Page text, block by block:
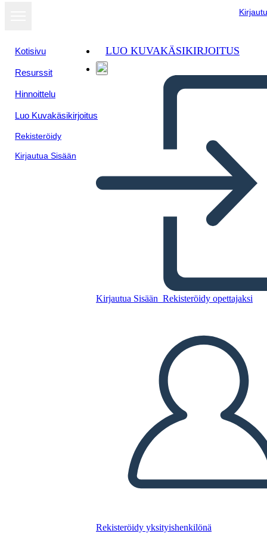
Kotisivu
Resurssit
Hinnoittelu
Luo Kuvakäsikirjoitus
Rekisteröidy
Kirjautua Sisään
LUO KUVAKÄSIKIRJOITUS
Kirjautua Sisään Rekisteröidy opettajaksi
Rekisteröidy yksityishenkilönä
Diagramma Grafico
LUO KUVAKÄSIKIRJOITUS
TOISTA DIAESITYS
LUE MINULLE